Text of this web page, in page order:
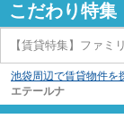
こだわり特集
【賃貸特集】ファミ
池袋周辺で賃貸物件を
エテールナ